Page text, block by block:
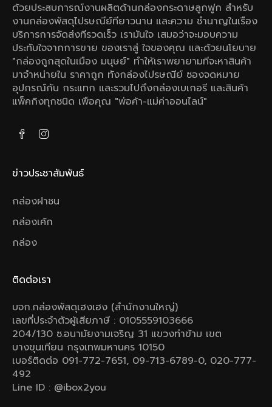
ด้วยประสบการณ์งานผลิตด้านกล่องกระดาษลูกฟูก สําหรับ
งานกล่องพัสดุไปรษณีย์ทียาวนาน และความ ชํานาญในเรือง
บริการการจัดส่งทีรวดเร็ว เรามันใจ เสมอว่าจะมอบความ
ประทับใจจากการขาย ของเราสู่ ใจของคุณ และด้วยนโยบาย
"กล่องถูกสุดในเมือง มนุษย์" ทําให้เราพยายามทีจะหาสินค้า
มาจําหน่ายใน ราคาถูก ทังกล่องไปรษณีย์ ซองจดหมาย
อุปกรณ์กัน กระแทก และรวมไปถึงกล่องเบเกอรี และสินค้า
แพ็คกิงทุกชนิด เพือคุณ "พ่อค้า-แม่ค่าออนไลน์"
ข่าวประชาสัมพันธ์
กล่องฝาชน
กล่องเค้ก
กล่อง
ติดต่อเรา
บจก.กล่องพัสดุเฮงเฮง (สำนักงานใหญ่)
เลขที่ประจำตัวผู้เสียภาษี : 0105559103666
204/130 ซ.อนามัยงามเจริญ 31 แขวงท่าข้าม เขต
บางขุนเทียน กรุงเทพมหานคร 10150
เบอร์ติดต่อ 091-772-7651, 09-713-6789-0, 020-777-
492
Line ID : @ibox2you